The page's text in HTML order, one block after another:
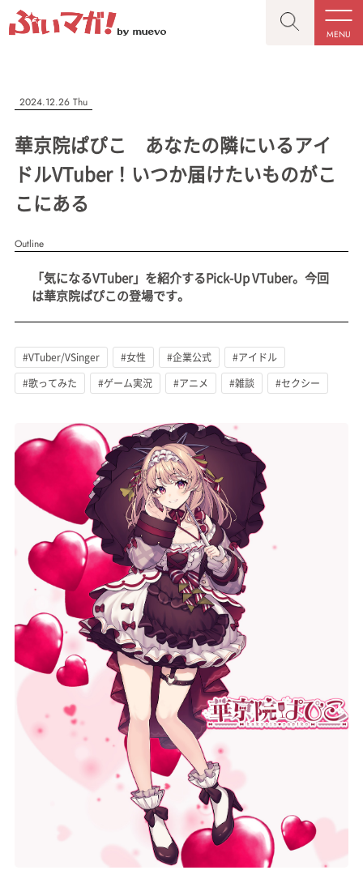
MENU
CLOSE
記事を検索する
#VTuber/VSinger #男性 #女性 #バ美肉 #男の娘
#獣系 #動物系 #企業公式 #個人勢
CLOSE
“推しへの応援を形にする”VTuber専門メディア
記事一覧
プレスリリース一覧
会社概要
お問い合わせ
記事リクエスト
ログイン
muevoクラウドファンディング
muevoコミュニティ
ぶいクラ！by muevo
FUKAKACHI+
Follow us
2024.12.26 Thu
華京院ぱぴこ あなたの隣にいるアイ
ドルVTuber！いつか届けたいものがこ
こにある
Outline
「気になるVTuber」を紹介するPick-Up VTuber。今回
は華京院ぱぴこの登場です。
#VTuber/VSinger #女性 #企業公式
#アイドル
#歌ってみた
#ゲーム実況 #アニメ #雑談 #セクシー